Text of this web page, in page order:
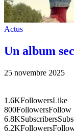
Actus
Un album
25 novembre 2025
1.6KFollowersLike
800FollowersFollow
6.8KSubscribers
6.2KFollowers